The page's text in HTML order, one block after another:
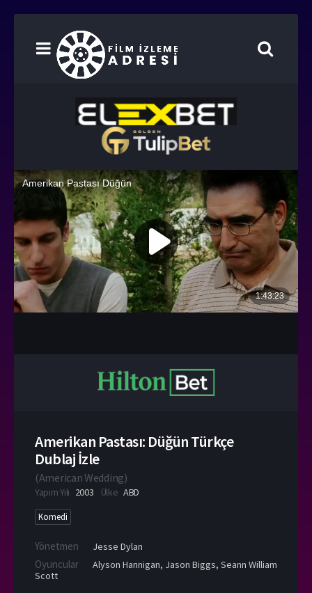
Amerikan Pastası: Düğün Türkçe
Dublaj İzle
(American Wedding)
Yapım Yılı 2003 Ülke ABD
Komedi
Yönetmen Jesse Dylan
Oyuncular Alyson Hannigan, Jason Biggs, Seann William
Scott